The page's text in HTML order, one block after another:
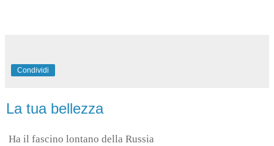
Condividi
La tua bellezza
Ha il fascino lontano della Russia